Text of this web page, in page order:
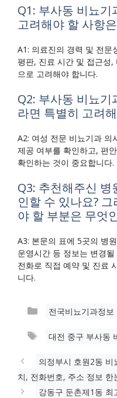
Q1: 부사동 비뇨기
고려해야 할 사항
A1: 의료진의 경력 및 전문
평판, 진료 시간 및 접근성,
으로 고려해야 합니다.
Q2: 부사동 비뇨
라면 특별히 고려
A2: 여성 전문 비뇨기과 의
제공 여부를 확인하고, 편
확인하는 것이 중요합니다.
Q3: 추천해주신
인할 수 있나요?
야 할 부분은 무엇
A3: 본문의 표에 5곳의 병
운영시간 등 정보는 변경
전화로 직접 예약 및 진료
니다.
카
고
전국비뇨기과정보
태
대전 중구 부사동
의정부시 호원2동 비
치, 전화번호, 주소 정보 한
강동구 둔촌제1동 최